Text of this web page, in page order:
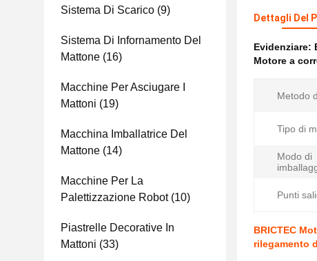
Sistema Di Scarico (9)
Sistema Di Infornamento Del
Mattone (16)
Macchine Per Asciugare I
Mattoni (19)
Macchina Imballatrice Del
Mattone (14)
Macchine Per La
Palettizzazione Robot(10)
Piastrelle Decorative In
Mattoni (33)
Dettagli Del
Evidenziare:
Motore a
Metodo
Tipo di
Modo di
Punti
BRICTEC
rilegamento